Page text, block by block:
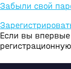
Забыли свой
Если вы